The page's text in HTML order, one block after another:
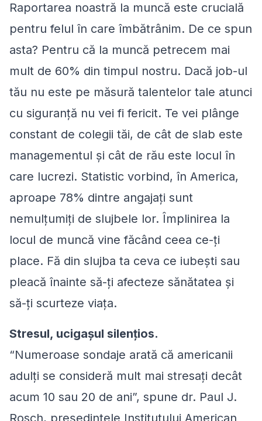
Raportarea noastră la muncă este crucială
pentru felul în care îmbătrânim. De ce spun
asta? Pentru că la muncă petrecem mai
mult de 60% din timpul nostru. Dacă job-ul
tău nu este pe măsură talentelor tale atunci
cu siguranţă nu vei fi fericit. Te vei plânge
constant de colegii tăi, de cât de slab este
managementul şi cât de rău este locul în
care lucrezi. Statistic vorbind, în America,
aproape 78% dintre angajaţi sunt
nemulţumiţi de slujbele lor. Împlinirea la
locul de muncă vine făcând ceea ce-ţi
place. Fă din slujba ta ceva ce iubeşti sau
pleacă înainte să-ţi afecteze sănătatea şi
să-ţi scurteze viaţa.
Stresul, ucigaşul silenţios.
“Numeroase sondaje arată că americanii
adulţi se consideră mult mai stresaţi decât
acum 10 sau 20 de ani”, spune dr. Paul J.
Rosch, preşedintele Institutului American